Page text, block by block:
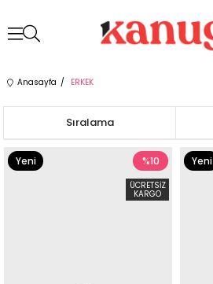
Anasayfa ERKEK
Sıralama
%10
ÜCRETSIZ
KARGO
Yeni
Yeni